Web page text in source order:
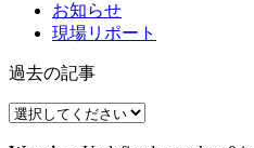
お知らせ
現場リポート
過去の記事